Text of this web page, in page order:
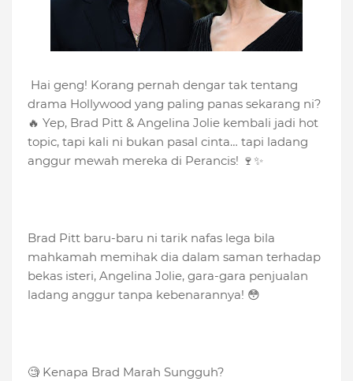
Hai geng! Korang pernah dengar tak tentang
drama Hollywood yang paling panas sekarang ni?
🔥 Yep, Brad Pitt & Angelina Jolie kembali jadi hot
topic, tapi kali ni bukan pasal cinta… tapi ladang
anggur mewah mereka di Perancis! 🍷✨
Brad Pitt baru-baru ni tarik nafas lega bila
mahkamah memihak dia dalam saman terhadap
bekas isteri, Angelina Jolie, gara-gara penjualan
ladang anggur tanpa kebenarannya! 😳
🧐 Kenapa Brad Marah Sungguh?